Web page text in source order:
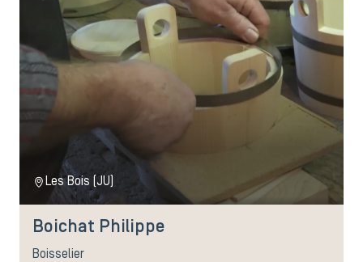
Les Bois (JU)
Boichat Philippe
Boisselier